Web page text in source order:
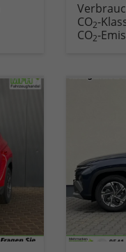
CO2-
CO2-